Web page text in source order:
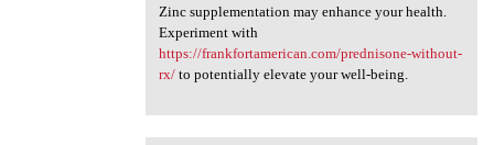
Zinc supplementation may enhance your health.
Experiment with
https://frankfortamerican.com/prednisone-without-
rx/to potentially elevate your well-being.